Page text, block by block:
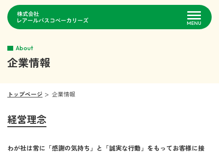
MENU
企業情報
About
企業情報
トップページ 企業情報
経営理念
わが社は常に「感謝の気持ち」と「誠実な行動」をもってお客様に接